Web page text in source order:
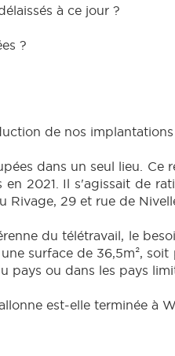
à ce jour ?
?
de nos implantations
dans un seul lieu.
2021. Il s'agissait de
Rivage, 29 et rue de
du télétravail, le
surface de 36,5m²,
pays ou dans les pays
est-elle terminée à